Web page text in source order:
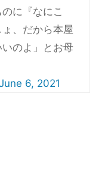
に『なにこ
、だから本屋
のよ」とお母
6, 2021